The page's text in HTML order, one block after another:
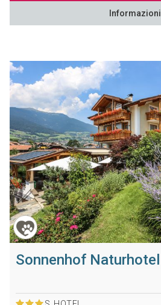
Informazioni
Sonnenhof Naturhotel